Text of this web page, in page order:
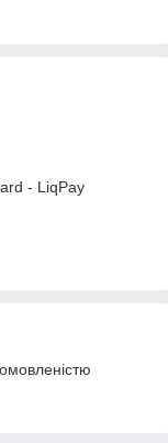
- LiqPay